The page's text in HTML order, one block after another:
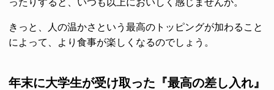
きっと、人の温かさという最高のトッピングが加わること
によって、より食事が楽しくなるのでしょう。
年末に大学生が受け取った『最高の差し入れ』